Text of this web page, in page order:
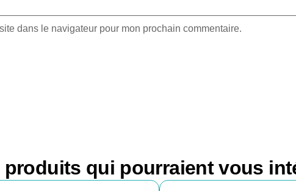
dans le navigateur pour mon prochain commentaire.
produits qui pourraient vous